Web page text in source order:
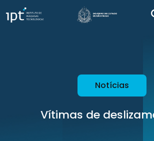
Notícias
Vítimas de